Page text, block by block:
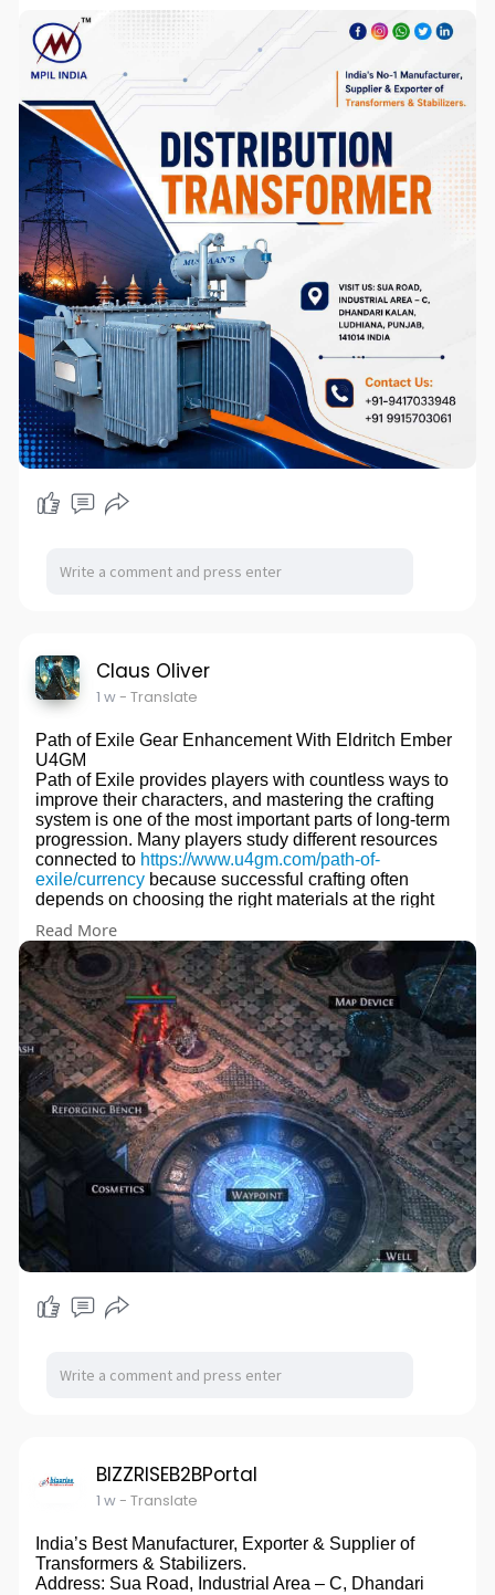
Claus Oliver
1 w- Translate
Path of Exile Gear Enhancement With Eldritch Ember
U4GM
Path of Exile provides players with countless ways to
improve their characters, and mastering the crafting
system is one of the most important parts of long-term
progression. Many players study different resources
connected to https://www.u4gm.com/path-of-
exile/currencybecause successful crafting often
depends on choosing the right materials at the right
crafting items that helps players enhance their
equipment by adding powerful Eldritch implicit
modifiers, making it a useful resource for both
beginners and experienced players.
#u4gm #poe
Read More
BIZZRISEB2BPortal
1 w- Translate
India’s Best Manufacturer, Exporter & Supplier of
Transformers & Stabilizers.
Address: Sua Road, Industrial Area – C, Dhandari